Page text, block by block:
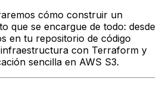
cómo construir un
que se encargue de todo: desde
en tu repositorio de código
infraestructura con Terraform y
sencilla en AWS S3.